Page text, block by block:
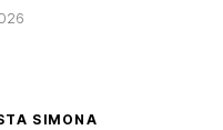
SIMONA